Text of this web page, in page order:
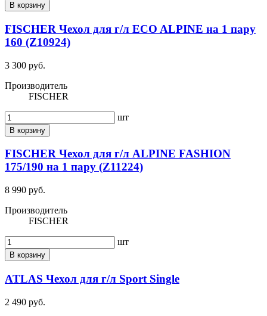
В корзину
FISCHER Чехол для г/л ECO ALPINE на 1 пару
160 (Z10924)
3 300 руб.
Производитель
FISCHER
шт
В корзину
FISCHER Чехол для г/л ALPINE FASHION
175/190 на 1 пару (Z11224)
8 990 руб.
Производитель
FISCHER
шт
В корзину
ATLAS Чехол для г/л Sport Single
2 490 руб.